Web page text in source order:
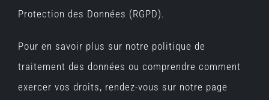
Protection des Données (RGPD).
Pour en savoir plus sur notre politique de
traitement des données ou comprendre comment
exercer vos droits, rendez-vous sur notre page